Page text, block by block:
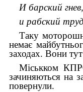
И барский гнев,
и рабский
Таку
немає
заходах. Вони
Міськком
зачиняються на
повернули.